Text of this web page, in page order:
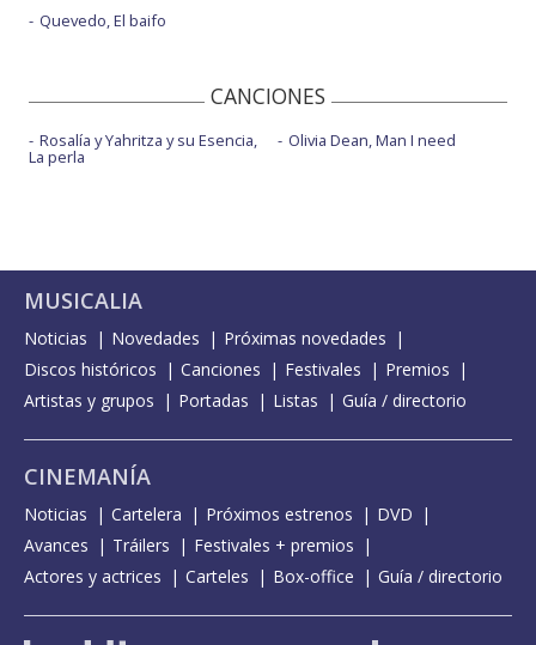
Quevedo, El baifo
CANCIONES
Rosalía y Yahritza y su Esencia,
La perla
Olivia Dean, Man I need
MUSICALIA
Noticias Novedades
Próximas novedades
Discos históricos
Canciones Festivales
Premios
Artistas y grupos
Portadas Listas Guía / directorio
CINEMANÍA
Noticias Cartelera Próximos estrenos
DVD
Avances
Tráilers
Festivales + premios
Actores y actrices
Carteles Box-office Guía / directorio